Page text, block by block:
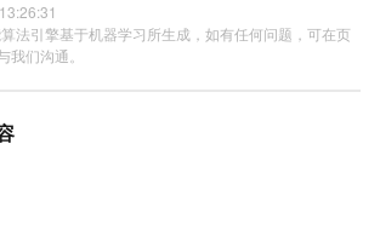
法引擎基于机器学习所生成，如有任何问题，可在页
们沟通。